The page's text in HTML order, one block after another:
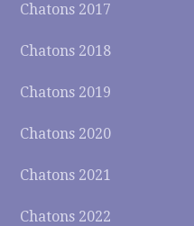
Chatons 2017
Chatons 2018
Chatons 2019
Chatons 2020
Chatons 2021
Chatons 2022